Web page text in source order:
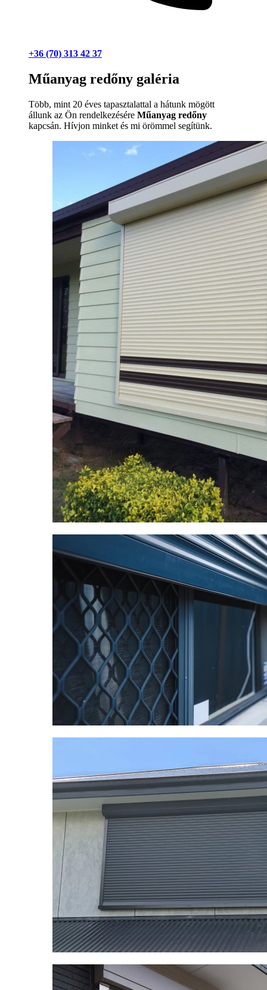
+36 (70) 313 42 37
Műanyag redőny galéria
Több, mint 20 éves tapasztalattal a hátunk mögött
állunk az Ön rendelkezésére Műanyag redőny
kapcsán. Hívjon minket és mi örömmel segítünk.